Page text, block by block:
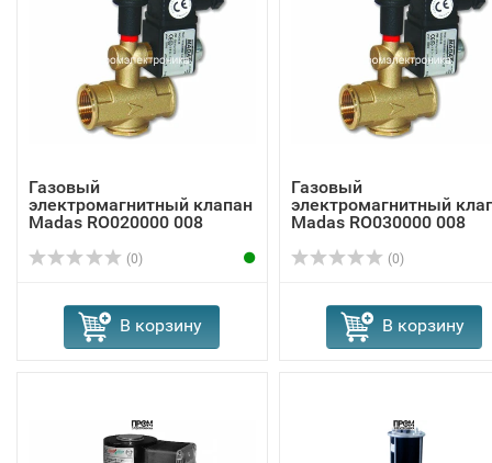
Газовый
электромагнитный клапан
Madas RO020000 008
(0)
В корзину
Газовый
электромагнитный
Madas RO030000 008
(0)
В корзину